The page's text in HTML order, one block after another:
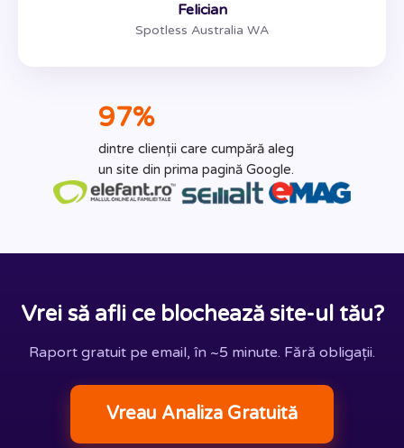
Felician
Spotless Australia WA
97%
dintre clienții care cumpără aleg
un site din prima pagină Google.
Vrei să afli ce blochează site-ul tău?
Raport gratuit pe email, în ~5 minute. Fără obligații.
Vreau Analiza Gratuită